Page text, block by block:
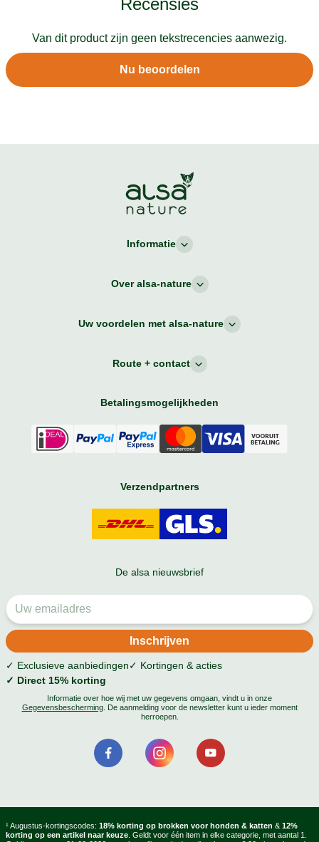
Van dit product zijn geen tekstrecencies aanwezig.
Nu beoordelen
Informatie
Over alsa-nature
Uw voordelen met alsa-nature
Route + contact
Betalingsmogelijkheden
Verzendpartners
De alsa nieuwsbrief
✓ Exclusieve aanbiedingen✓ Kortingen & acties
✓ Direct 15% korting
Informatie over hoe wij met uw gegevens omgaan, vindt u in onze
Gegevensbescherming. De aanmelding voor de newsletter kunt u ieder moment
herroepen.
¹ Augustus-kortingscodes: 18% korting op brokken voor honden & katten &12%
korting op een artikel naar keuze. Geldt voor één item in elke categorie, met aantal 1.